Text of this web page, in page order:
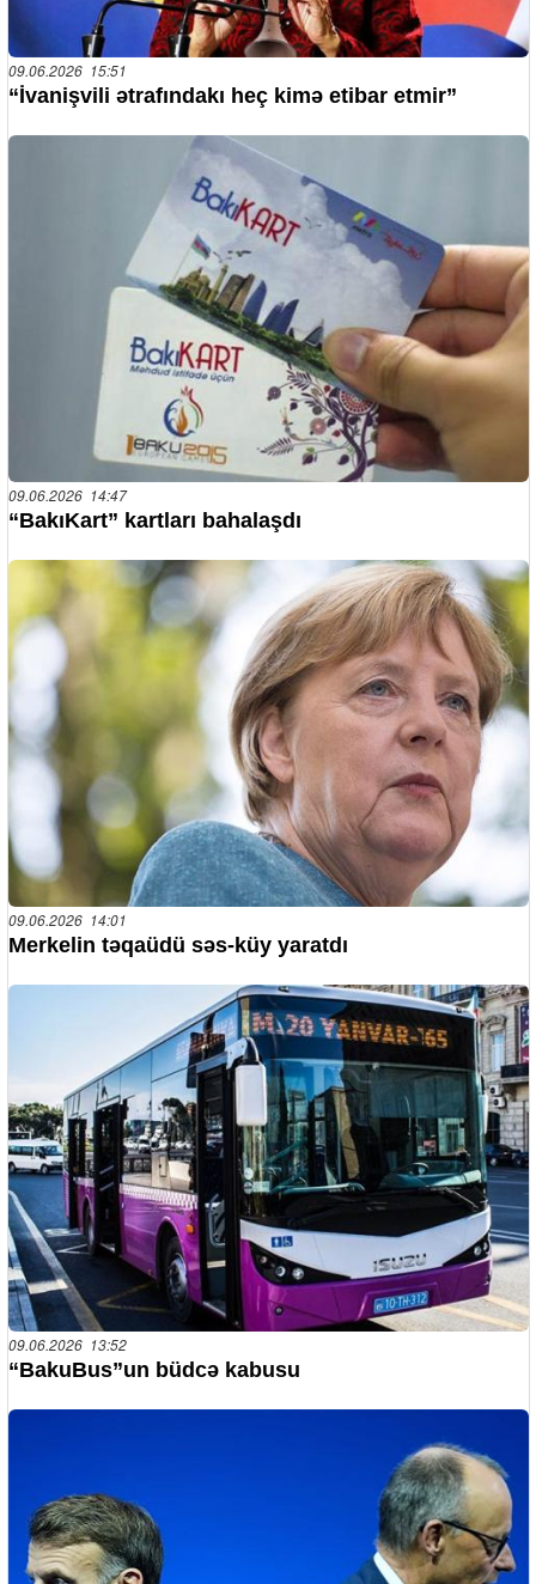
09.06.2026 15:51
“İvanişvili ətrafındakı heç kimə etibar etmir”
09.06.2026 14:47
“BakıKart” kartları bahalaşdı
09.06.2026 14:01
Merkelin təqaüdü səs-küy yaratdı
09.06.2026 13:52
“BakuBus”un büdcə kabusu